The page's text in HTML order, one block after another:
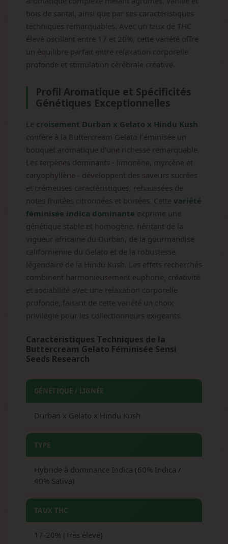
bois de santal, ainsi que par ses caractéristiques
techniques remarquables. Avec un taux de THC
élevé oscillant entre 17 et 20%, cette variété offre
un équilibre parfait entre relaxation corporelle
profonde et stimulation cérébrale créative.
Profil Aromatique et Spécificités
Génétiques Exceptionnelles
Le croisement Durban x Gelato x Hindu Kush
confère à la Buttercream Gelato Féminisée un
bouquet aromatique d'une richesse remarquable.
Les terpènes dominants - limonène, myrcène et
caryophyllène - développent des saveurs sucrées
et crémeuses caractéristiques, rehaussées de
notes fruitées citronnées et boisées. Cette variété
féminisée indica dominante exprime une
génétique stable et homogène, héritant de la
vigueur africaine du Durban, de la gourmandise
californienne du Gelato et de la robustesse
légendaire de la Hindu Kush. Les effets recherchés
combinent harmonieusement euphorie, créativité
et sociabilité avec une relaxation corporelle
profonde, faisant de cette variété un choix
privilégié pour les collectionneurs exigeants.
Caractéristiques Techniques de la
Buttercream Gelato Féminisée Sensi
Seeds Research
GÉNÉTIQUE / LIGNÉE
Durban x Gelato x Hindu Kush
TYPE
Hybride à dominance Indica (60% Indica /
40% Sativa)
TAUX THC
17-20% (Très élevé)